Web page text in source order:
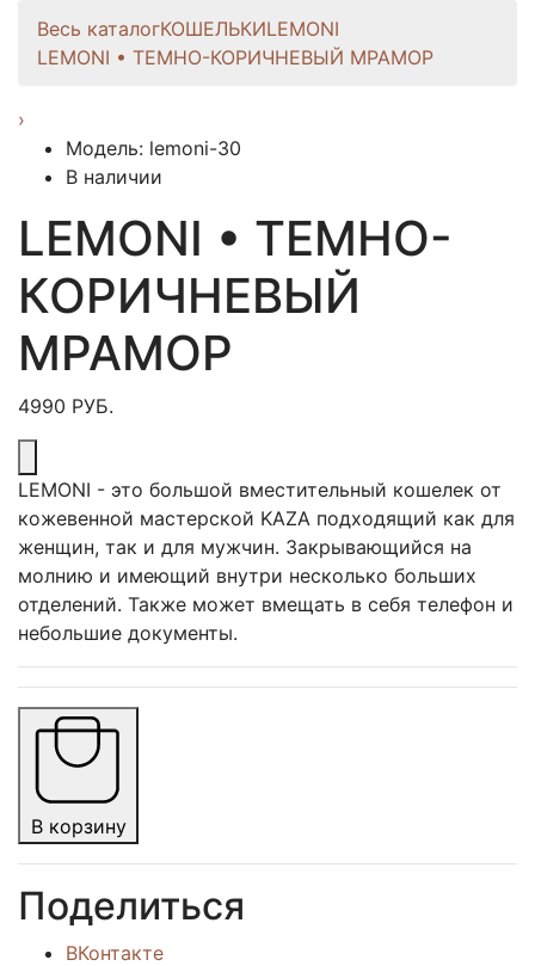
Весь каталогКОШЕЛЬКИLEMONI
LEMONI • ТЕМНО-КОРИЧНЕВЫЙ МРАМОР
›
Модель: lemoni-30
В наличии
LEMONI • ТЕМНО-
КОРИЧНЕВЫЙ
МРАМОР
4990 РУБ.
LEMONI - это большой вместительный кошелек от
кожевенной мастерской KAZA подходящий как для
женщин, так и для мужчин. Закрывающийся на
молнию и имеющий внутри несколько больших
отделений. Также может вмещать в себя телефон и
небольшие документы.
В корзину
Поделиться
ВКонтакте